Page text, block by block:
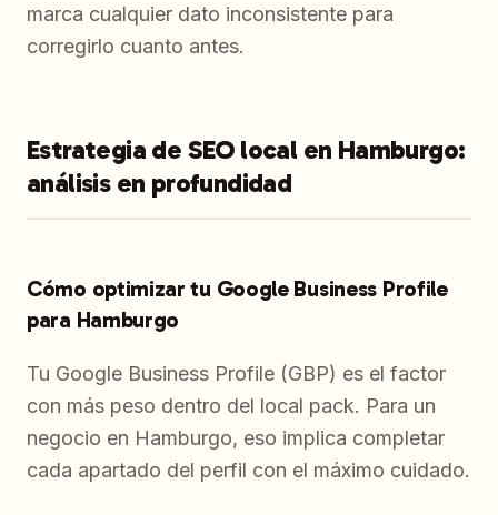
marca cualquier dato inconsistente para
corregirlo cuanto antes.
Estrategia de SEO local en Hamburgo:
análisis en profundidad
Cómo optimizar tu Google Business Profile
para Hamburgo
Tu Google Business Profile (GBP) es el factor
con más peso dentro del local pack. Para un
negocio en Hamburgo, eso implica completar
cada apartado del perfil con el máximo cuidado.